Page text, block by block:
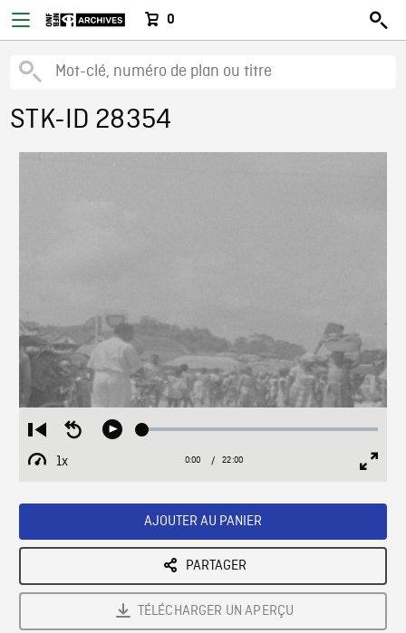
0
STK-ID 28354
Restart
from
beginning
Seek
Play Loaded:
1x
Playback
Current
0:00 / Duration
22:00
AJOUTER AU PANIER
PARTAGER
TÉLÉCHARGER UN APERÇU